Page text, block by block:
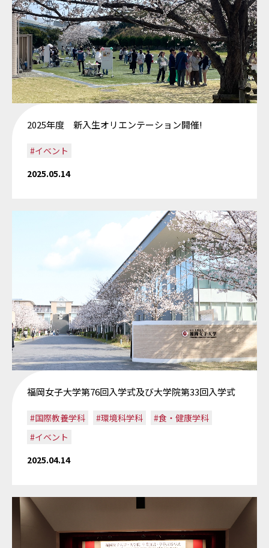
2025年度 新入生オリエンテーション開催!
#イベント
2025.05.14
福岡女子大学第76回入学式及び大学院第33回入学式
#国際教養学科 #環境科学科
#食・健康学科
#イベント
2025.04.14